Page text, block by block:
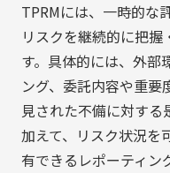
TPRMには、一時的な
リスクを継続的に把
す。具体的には、外部
ング、委託内容や重
見された不備に対する
加えて、リスク状況を
有できるレポーティン